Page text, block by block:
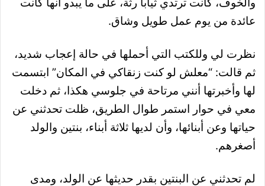
عائدة من يوم عمل طويل وشاق.
نظرت لي وللكتب التي أحملها في حالة إعجاب شديد،
ثم قالت: “معلش لو كنت زنقاكي في المكان” ابتسمت
لها وأخبرتها أنني مرتاحة في جلوسي هكذا، ثم دخلت
معي في حوار استمر طوال الطريق، ظلت تحدثني عن
حياتها وعن أبنائها، وأن لديها ثلاثة أبناء، بنتين والولد
أصغرهم.
لم تحدثني عن البنتين بقدر حديثها عن الولد، ومدى